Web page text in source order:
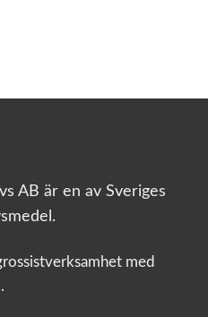
AB är en av Sveriges
med